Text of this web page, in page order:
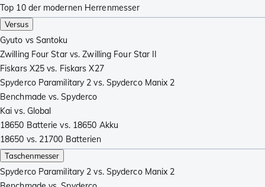
Top 10 der modernen Herrenmesser
Versus
Gyuto vs Santoku
Zwilling Four Star vs. Zwilling Four Star II
Fiskars X25 vs. Fiskars X27
Spyderco Paramilitary 2 vs. Spyderco Manix 2
Benchmade vs. Spyderco
Kai vs. Global
18650 Batterie vs. 18650 Akku
18650 vs. 21700 Batterien
Taschenmesser
Spyderco Paramilitary 2 vs. Spyderco Manix 2